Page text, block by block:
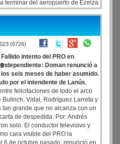
terminar del aeropuerto de Ezeiza
(6726)
Fallido intento del PRO en
Independiente: Doman renunció a
los seis meses de haber asumido.
por el intendente de Lanús,
felicitaciones de todo el arco
Vidal, Rodríguez Larreta y
grande que no alcanza con un
de despedida. Por: Andrés
solo. El conductor televisivo y
cara visible del PRO la
6 de octubre pasado, renunció en